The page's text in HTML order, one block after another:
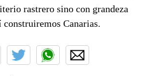
rastrero sino con grandeza
construiremos Canarias.